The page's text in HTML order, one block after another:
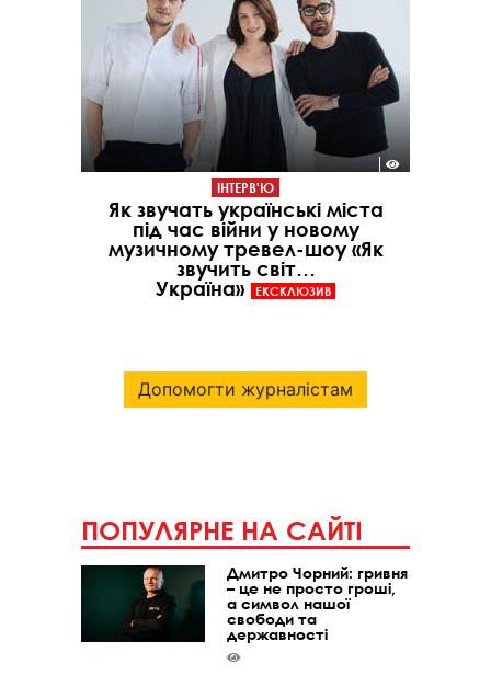
ІНТЕРВ'Ю
Як звучать українські міста
під час війни у новому
музичному тревел-шоу «Як
звучить світ…
Україна»
ЕКСКЛЮЗИВ
Допомогти журналістам
ПОПУЛЯРНЕ НА САЙТІ
Дмитро Чорний: гривня
– це не просто гроші,
а символ нашої
свободи та
державності